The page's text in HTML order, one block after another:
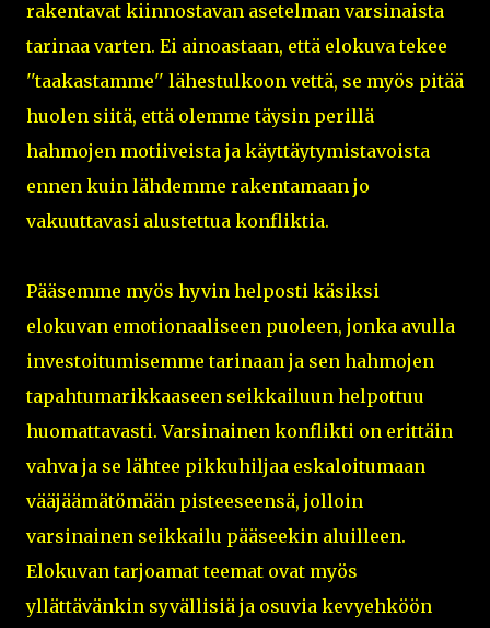
rakentavat kiinnostavan asetelman varsinaista
tarinaa varten. Ei ainoastaan, että elokuva tekee
''taakastamme'' lähestulkoon vettä, se myös pitää
huolen siitä, että olemme täysin perillä
hahmojen motiiveista ja käyttäytymistavoista
ennen kuin lähdemme rakentamaan jo
vakuuttavasi alustettua konfliktia.
Pääsemme myös hyvin helposti käsiksi
elokuvan emotionaaliseen puoleen, jonka avulla
investoitumisemme tarinaan ja sen hahmojen
tapahtumarikkaaseen seikkailuun helpottuu
huomattavasti. Varsinainen konflikti on erittäin
vahva ja se lähtee pikkuhiljaa eskaloitumaan
vääjäämätömään pisteeseensä, jolloin
varsinainen seikkailu pääseekin aluilleen.
Elokuvan tarjoamat teemat ovat myös
yllättävänkin syvällisiä ja osuvia kevyehköön